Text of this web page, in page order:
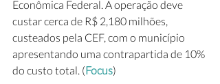
Econômica Federal. A operação deve
custar cerca de R$ 2,180 milhões,
custeados pela CEF, com o município
apresentando uma contrapartida de 10%
do custo total. (Focus)